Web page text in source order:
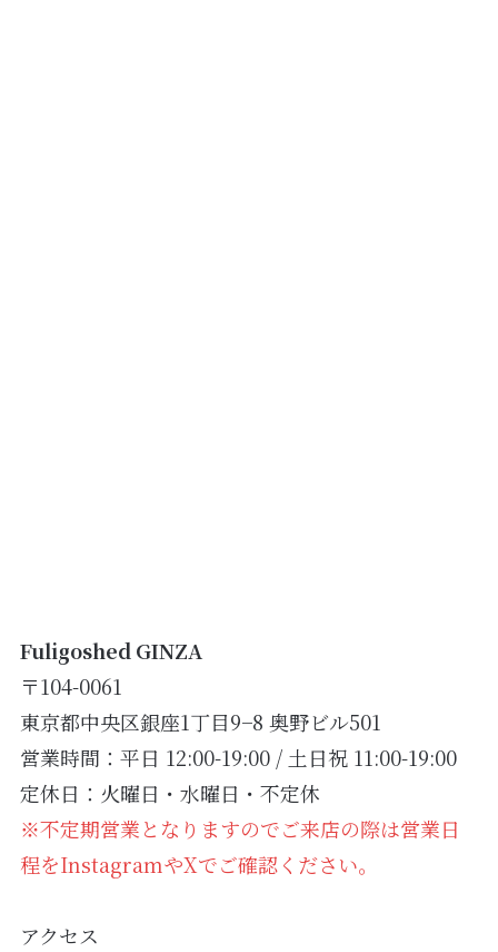
Fuligoshed GINZA
〒104-0061
東京都中央区銀座1丁目9−8 奥野ビル501
営業時間：平日 12:00-19:00 / 土日祝 11:00-19:00
定休日：火曜日・水曜日・不定休
※不定期営業となりますのでご来店の際は営業日
程をInstagramやXでご確認ください。
アクセス